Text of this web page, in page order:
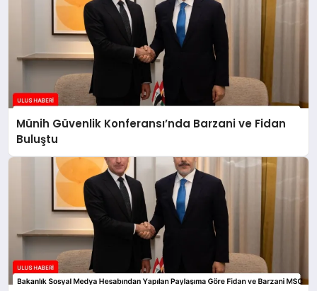
Münih Güvenlik Konferansı’nda Barzani ve Fidan
Buluştu